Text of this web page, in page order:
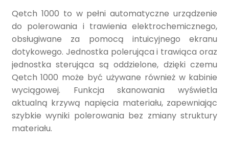
Qetch 1000 to w pełni automatyczne urządzenie
do polerowania i trawienia elektrochemicznego,
obsługiwane za pomocą intuicyjnego ekranu
dotykowego. Jednostka polerująca i trawiąca oraz
jednostka sterująca są oddzielone, dzięki czemu
Qetch 1000 może być używane również w kabinie
wyciągowej. Funkcja skanowania wyświetla
aktualną krzywą napięcia materiału, zapewniając
szybkie wyniki polerowania bez zmiany struktury
materiału.